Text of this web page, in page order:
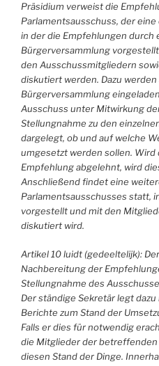
Präsidium verweist die
Parlamentsausschuss, der
in der die Empfehlungen durch
Bürgerversammlung
den Ausschussmitgliedern
diskutiert werden. Dazu
Bürgerversammlung
Ausschuss unter Mitwirkung
Stellungnahme zu den
dargelegt, ob und auf welche
umgesetzt werden sollen. Wird
Empfehlung abgelehnt, wird
Anschließend findet eine
Parlamentsausschusses statt,
vorgestellt und mit den
diskutiert wird.
Artikel 10 luidt (gedeeltelijk):
Nachbereitung der
Stellungnahme des
Der ständige Sekretär legt
Berichte zum Stand der
Falls er dies für notwendig
die Mitglieder der
diesen Stand der Dinge.